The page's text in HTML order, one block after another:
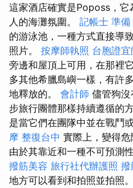
這家酒店確實是Poposs，它
人的海灘氛圍。 記帳士 準
的游泳池，一種方式直接導
照片。 按摩師執照 台胞證宜
旁邊和屋頂上可用，在那裡
多其他希臘島嶼一樣，有許
地釋放的。 會計師 儘管狗
步旅行團體那樣持續遵循的
是當它們在團隊中並在戰鬥
摩 整復台中 實際上，變得
由於其靠近和一種不可預測
撥筋美容 旅行社代辦護照 撥
地方可以看到和拍照並拍照。